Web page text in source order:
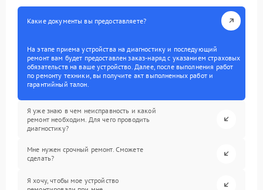
Какие документы вы предоставляете?
На этапе приема устройства на диагностику и последующий
ремонт вам будет предоставлен заказ-наряд с указанием страховых
обязательств на ваше устройство. Далее, после выполнения работ
по ремонту техники, вы получите акт выполненных работ и
гарантийный талон.
Я уже знаю в чем неисправность и какой
ремонт необходим. Для чего проводить
диагностику?
Мне нужен срочный ремонт. Сможете
сделать?
Я хочу, чтобы мое устройство